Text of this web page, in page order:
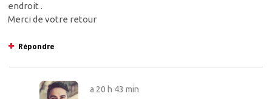
endroit .
Merci de votre retour
Répondre
a 20 h 43 min